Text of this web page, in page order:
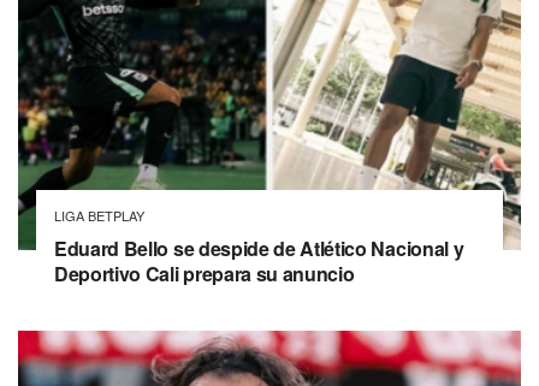
LIGA BETPLAY
Eduard Bello se despide de Atlético Nacional y
Deportivo Cali prepara su anuncio